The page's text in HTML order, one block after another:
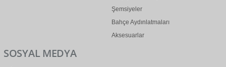
Şemsiyeler
Bahçe Aydınlatmaları
Aksesuarlar
SOSYAL MEDYA